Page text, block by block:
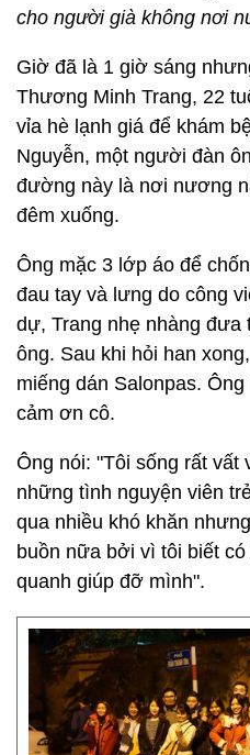
cho người già không nơi
Giờ đã là 1 giờ sáng
Thương Minh Trang, 22
vỉa hè lạnh giá để khám
Nguyễn, một người đàn
đường này là nơi nương
đêm xuống.
Ông mặc 3 lớp áo để
đau tay và lưng do công
dự, Trang nhẹ nhàng đưa
ông. Sau khi hỏi han
miếng dán Salonpas.
cảm ơn cô.
Ông nói: "Tôi sống rất vất
những tình nguyện viên
qua nhiều khó khăn
buồn nữa bởi vì tôi biết
quanh giúp đỡ mình".